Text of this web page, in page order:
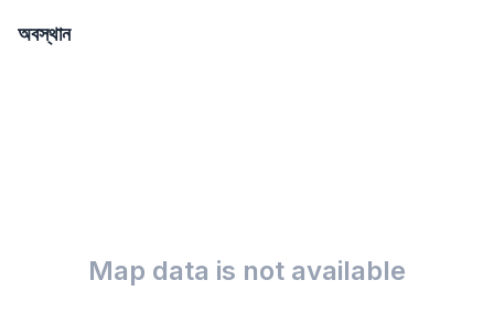
অবস্থান
Map data is not available